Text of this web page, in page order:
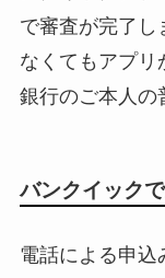
で審査が完了し
なくてもアプリ
銀行のご本人の
バンクイック
電話による申込